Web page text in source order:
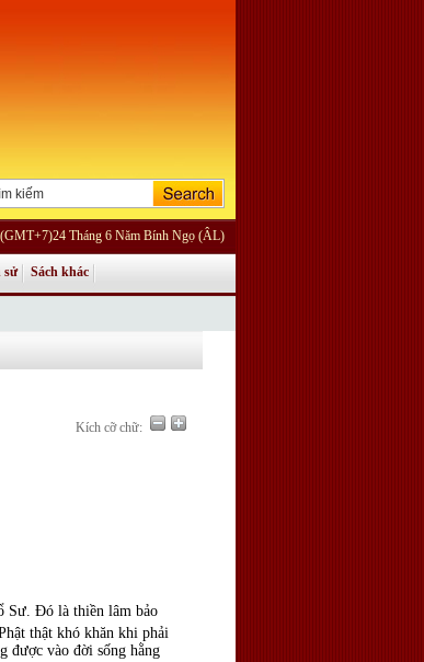
Tháng 6 Năm Bính Ngọ (ÂL)
sử Sách khác
Kích cỡ chữ:
Sư. Ðó là thiền lâm bảo
thật khó khăn khi phải
được vào đời sống hằng